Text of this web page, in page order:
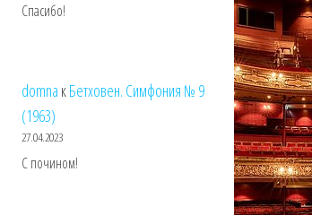
Спасибо!
domna кБетховен. Симфония № 9
(1963)
27.04.2023
С почином!